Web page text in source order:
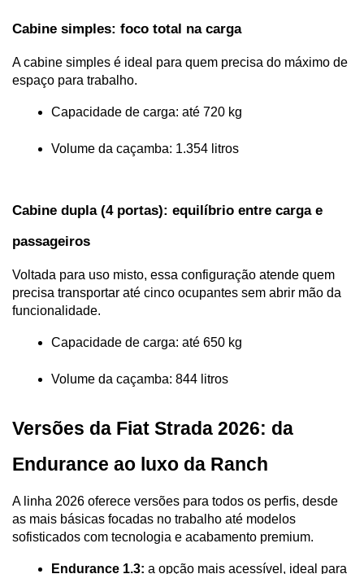
Cabine simples: foco total na carga
A cabine simples é ideal para quem precisa do máximo de
espaço para trabalho.
Capacidade de carga: até 720 kg
Volume da caçamba: 1.354 litros
Cabine dupla (4 portas): equilíbrio entre carga e
passageiros
Voltada para uso misto, essa configuração atende quem
precisa transportar até cinco ocupantes sem abrir mão da
funcionalidade.
Capacidade de carga: até 650 kg
Volume da caçamba: 844 litros
Versões da Fiat Strada 2026: da
Endurance ao luxo da Ranch
A linha 2026 oferece versões para todos os perfis, desde
as mais básicas focadas no trabalho até modelos
sofisticados com tecnologia e acabamento premium.
Endurance 1.3: a opção mais acessível, ideal para